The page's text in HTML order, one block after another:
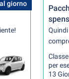
giorno
per
13